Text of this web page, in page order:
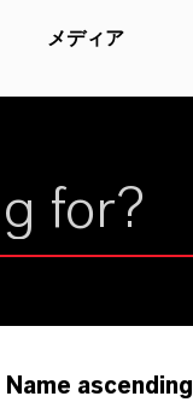
メディア
Name ascending